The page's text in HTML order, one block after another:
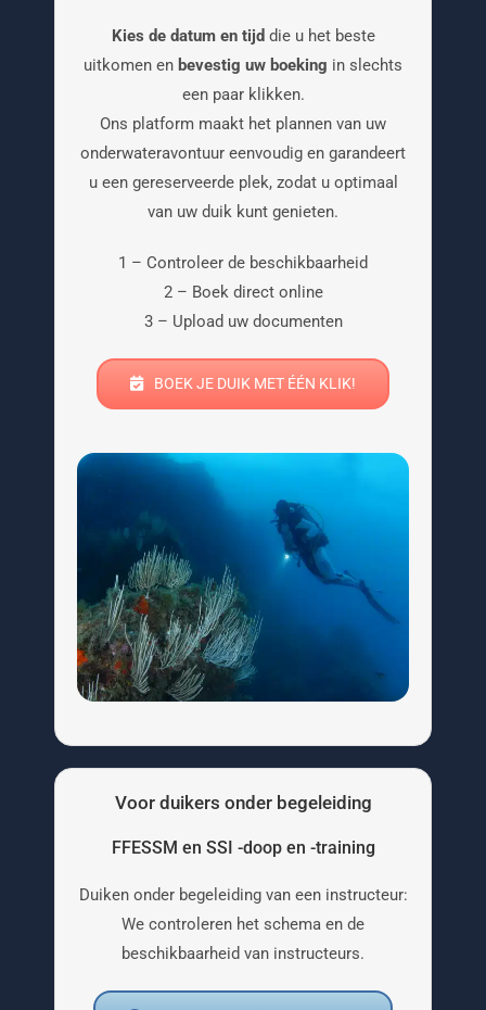
Kies de datum en tijd die u het beste
uitkomen en bevestig uw boeking in slechts
een paar klikken.
Ons platform maakt het plannen van uw
onderwateravontuur eenvoudig en garandeert
u een gereserveerde plek, zodat u optimaal
van uw duik kunt genieten.
1 – Controleer de beschikbaarheid
2 – Boek direct online
3 – Upload uw documenten
BOEK JE DUIK MET ÉÉN KLIK!
Voor duikers onder begeleiding
FFESSM en SSI -doop en -training
Duiken onder begeleiding van een instructeur:
We controleren het schema en de
beschikbaarheid van instructeurs.